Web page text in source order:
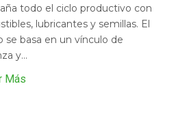
todo el ciclo productivo con
lubricantes y semillas. El
se basa en un vínculo de
y...
Más